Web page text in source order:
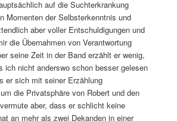
auf die Suchterkrankung
Momenten der Selbsterkenntnis und
aber voller Entschuldigungen und
die Übernahmen von Verantwortung
seine Zeit in der Band erzählt er wenig,
ich nicht anderswo schon besser gelesen
er sich mit seiner Erzählung
die Privatsphäre von Robert und den
aber, dass er schlicht keine
an mehr als zwei Dekanden in einer